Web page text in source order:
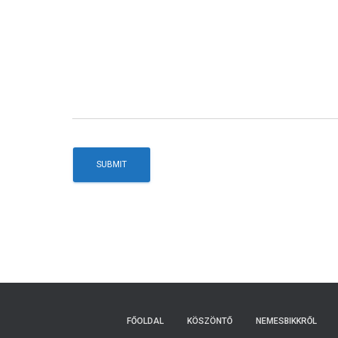
FŐOLDAL KÖSZÖNTŐ NEMESBIKKRŐL